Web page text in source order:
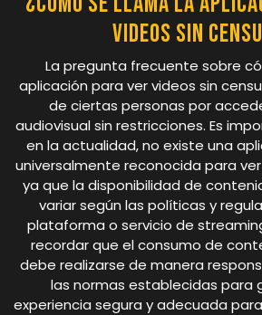
videos sin
La pregunta frecuente sobre
aplicación para ver videos sin
de ciertas personas por
audiovisual sin restricciones. Es
en la actualidad, no existe una
universalmente reconocida para
ya que la disponibilidad de
variar según las políticas y
plataforma o servicio de
recordar que el consumo de
debe realizarse de manera
las normas establecidas para
experiencia segura y adecuada